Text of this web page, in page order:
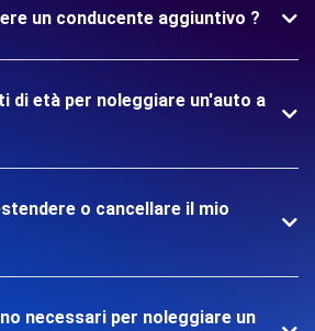
un conducente aggiuntivo ?
di età per noleggiare un'auto a
o cancellare il mio
necessari per noleggiare un